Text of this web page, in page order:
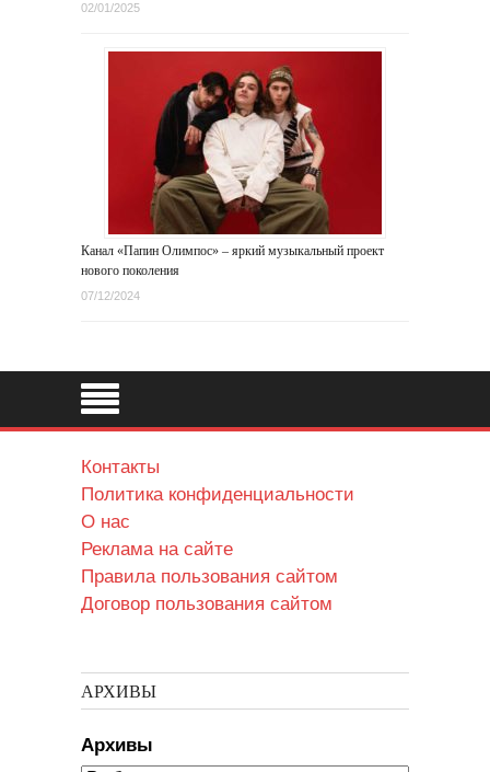
02/01/2025
Канал «Папин Олимпос» – яркий музыкальный проект
нового поколения
07/12/2024
Контакты
Политика конфиденциальности
О нас
Реклама на сайте
Правила пользования сайтом
Договор пользования сайтом
АРХИВЫ
Архивы